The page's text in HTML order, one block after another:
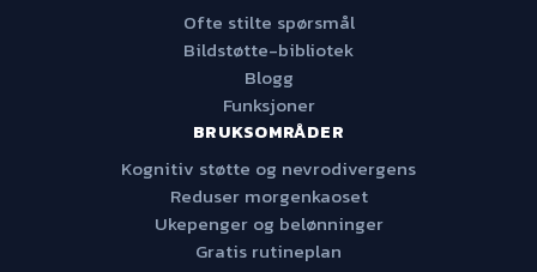
Ofte stilte spørsmål
Bildstøtte-bibliotek
Blogg
Funksjoner
BRUKSOMRÅDER
Kognitiv støtte og nevrodivergens
Reduser morgenkaoset
Ukepenger og belønninger
Gratis rutineplan